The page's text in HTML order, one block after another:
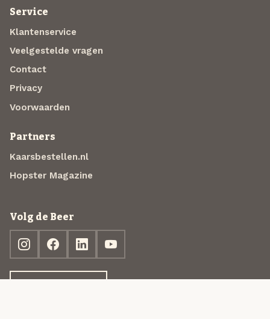
Service
Klantenservice
Veelgestelde vragen
Contact
Privacy
Voorwaarden
Partners
Kaarsbestellen.nl
Hopster Magazine
Volg de Beer